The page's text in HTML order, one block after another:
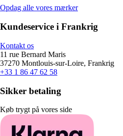
Opdag alle vores mærker
Kundeservice i Frankrig
Kontakt os
11 rue Bernard Maris
37270 Montlouis-sur-Loire, Frankrig
+33 1 86 47 62 58
Sikker betaling
Køb trygt på vores side